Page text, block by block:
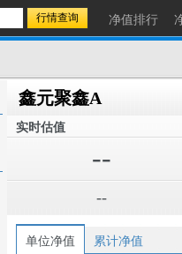
净值排行
鑫元聚鑫A
实时估值
--
--
单位净值 累计净值